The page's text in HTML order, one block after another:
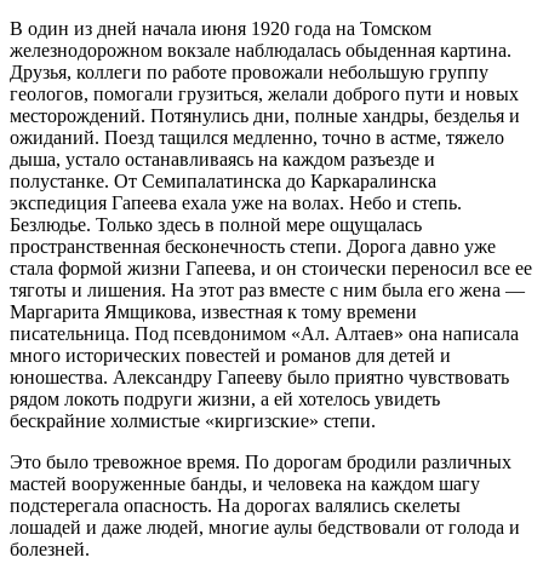
В один из дней начала июня 1920 года на Томском
железнодорожном вокзале наблюдалась обыденная картина.
Друзья, коллеги по работе провожали небольшую группу
геологов, помогали грузиться, желали доброго пути и новых
месторождений. Потянулись дни, полные хандры, безделья и
ожиданий. Поезд тащился медленно, точно в астме, тяжело
дыша, устало останавливаясь на каждом разъезде и
полустанке. От Семипалатинска до Каркаралинска
экспедиция Гапеева ехала уже на волах. Небо и степь.
Безлюдье. Только здесь в полной мере ощущалась
пространственная бесконечность степи. Дорога давно уже
стала формой жизни Гапеева, и он стоически переносил все ее
тяготы и лишения. На этот раз вместе с ним была его жена —
Маргарита Ямщикова, известная к тому времени
писательница. Под псевдонимом «Ал. Алтаев» она написала
много исторических повестей и романов для детей и
юношества. Александру Гапееву было приятно чувствовать
рядом локоть подруги жизни, а ей хотелось увидеть
бескрайние холмистые «киргизские» степи.
Это было тревожное время. По дорогам бродили различных
мастей вооруженные банды, и человека на каждом шагу
подстерегала опасность. На дорогах валялись скелеты
лошадей и даже людей, многие аулы бедствовали от голода и
болезней.